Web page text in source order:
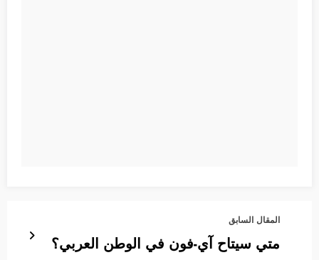
المقال السابق
متي سيتاح آي-فون في الوطن العربي؟